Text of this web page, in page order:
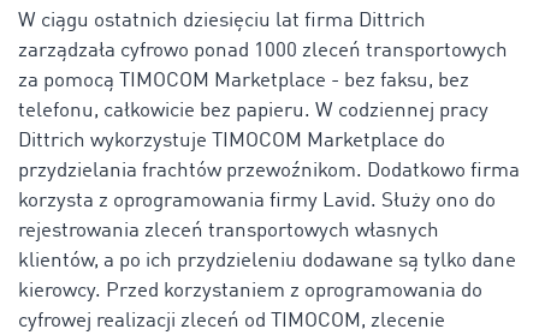
W ciągu ostatnich dziesięciu lat firma Dittrich
zarządzała cyfrowo ponad 1000 zleceń transportowych
za pomocą TIMOCOM Marketplace - bez faksu, bez
telefonu, całkowicie bez papieru. W codziennej pracy
Dittrich wykorzystuje TIMOCOM Marketplace do
przydzielania frachtów przewoźnikom. Dodatkowo firma
korzysta z oprogramowania firmy Lavid. Służy ono do
rejestrowania zleceń transportowych własnych
klientów, a po ich przydzieleniu dodawane są tylko dane
kierowcy. Przed korzystaniem z oprogramowania do
cyfrowej realizacji zleceń od TIMOCOM, zlecenie